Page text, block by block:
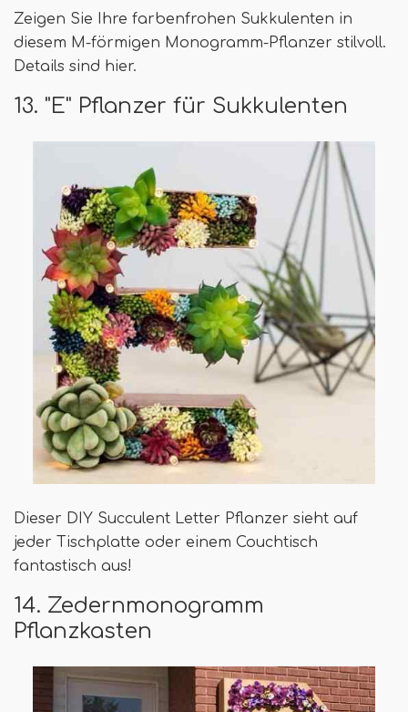
Zeigen Sie Ihre farbenfrohen Sukkulenten in
diesem M-förmigen Monogramm-Pflanzer stilvoll.
Details sind hier.
13. "E" Pflanzer für Sukkulenten
Dieser DIY Succulent Letter Pflanzer sieht auf
jeder Tischplatte oder einem Couchtisch
fantastisch aus!
14. Zedernmonogramm
Pflanzkasten